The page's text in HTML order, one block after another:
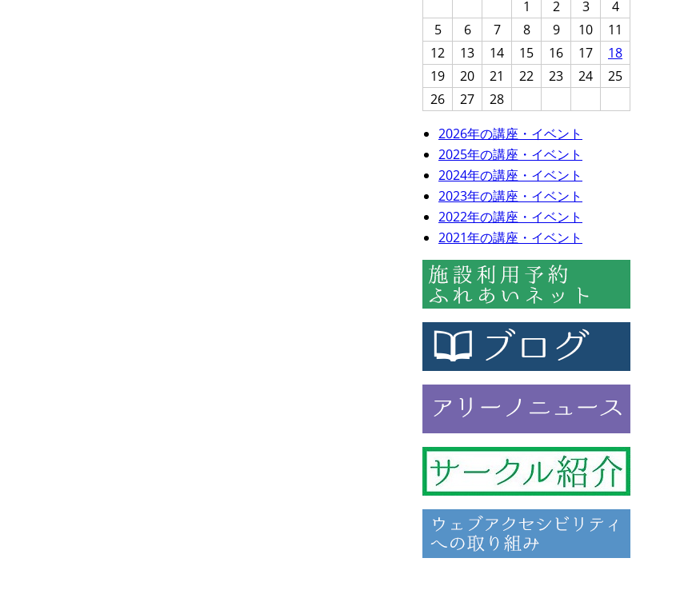
1
2 3
4
5
6 7 8 9 10
11
12
13 14 15 16 17
18
19
20 21 22 23 24
25
26
27
28
2026年の講座・イベント
2025年の講座・イベント
2024年の講座・イベント
2023年の講座・イベント
2022年の講座・イベント
2021年の講座・イベント